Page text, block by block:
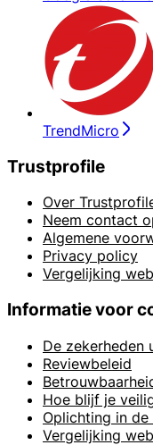
TrendMicro
Trustprofile
Over
Neem contact
Algemene
Privacy policy
Vergelijking
Informatie voor
De zekerheden
Reviewbeleid
Hoe blijf je
Oplichting in
Vergelijking